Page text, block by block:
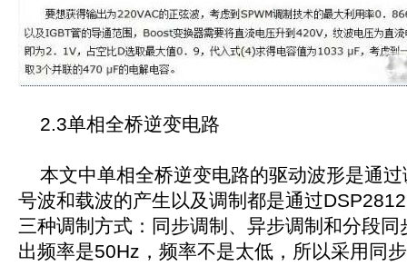
2.3单相全桥逆变电路
本文中单相全桥逆变电路的驱动波形是通过
号波和载波的产生以及调制都是通过
三种调制方式：同步调制、异步调制和分段
出频率是50Hz，频率不是太低，所以采用同